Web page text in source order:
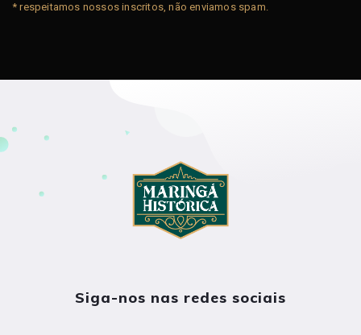
* respeitamos nossos inscritos, não enviamos spam.
Siga-nos nas redes sociais